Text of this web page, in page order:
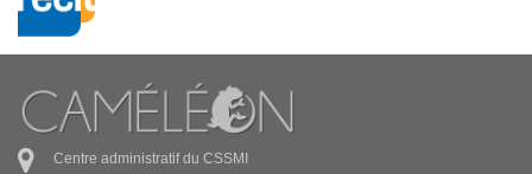
Centre administratif du CSSMI